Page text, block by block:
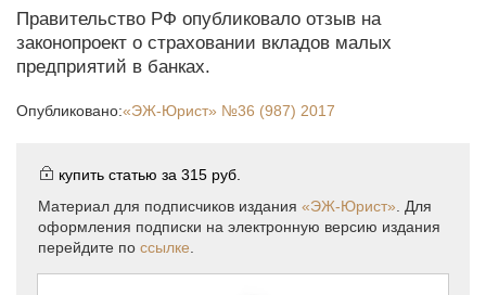
Правительство РФ опубликовало отзыв на
законопроект о страховании вкладов малых
предприятий в банках.
Опубликовано:«ЭЖ-Юрист» №36 (987) 2017
купить статью за 315 руб.
Материал для подписчиков издания «ЭЖ-Юрист» . Для
оформления подписки на электронную версию издания
перейдите по ссылке